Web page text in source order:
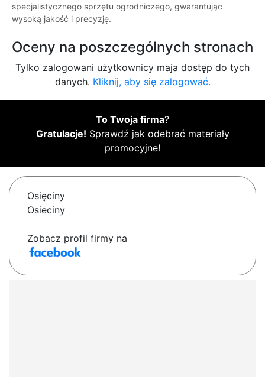
specjalistycznego sprzętu ogrodniczego, gwarantując
wysoką jakość i precyzję.
Oceny na poszczególnych stronach
Tylko zalogowani użytkownicy maja dostęp do tych
danych. Kliknij, aby się zalogować.
To Twoja firma?
Gratulacje! Sprawdź jak odebrać materiały
promocyjne!
Osięciny
Osieciny
Zobacz profil firmy na